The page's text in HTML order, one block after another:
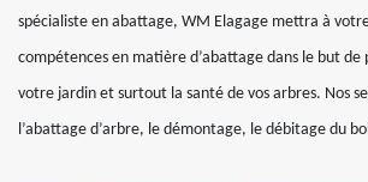
spécialiste en abattage, WM Elagage mettra à
compétences en matière d’abattage dans le but
votre jardin et surtout la santé de vos arbres. Nos
l’abattage d’arbre, le démontage, le débitage du